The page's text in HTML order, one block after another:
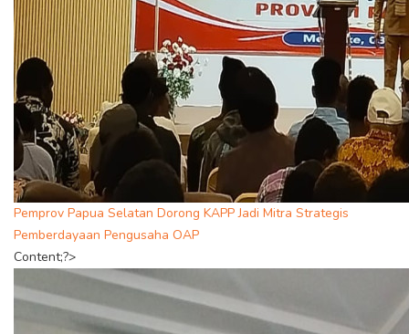
Pemprov Papua Selatan Dorong KAPP Jadi Mitra Strategis
Pemberdayaan Pengusaha OAP
Content;?>